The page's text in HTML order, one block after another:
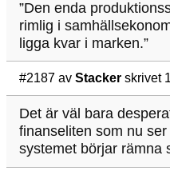
”Den enda
rimlig i
ligga kvar i marken.”
#2187 av Stacker skrivet
Det är väl bara
finanseliten som nu
systemet börjar rämna